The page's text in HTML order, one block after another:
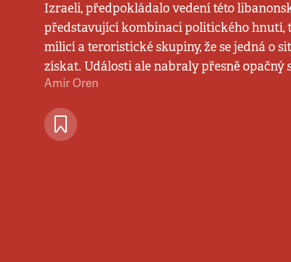
Izraeli, předpokládalo vedení této
představující kombinaci politického hnutí,
milicí a teroristické skupiny, že se jedná o
získat. Události ale nabraly přesně opačný
Amir Oren